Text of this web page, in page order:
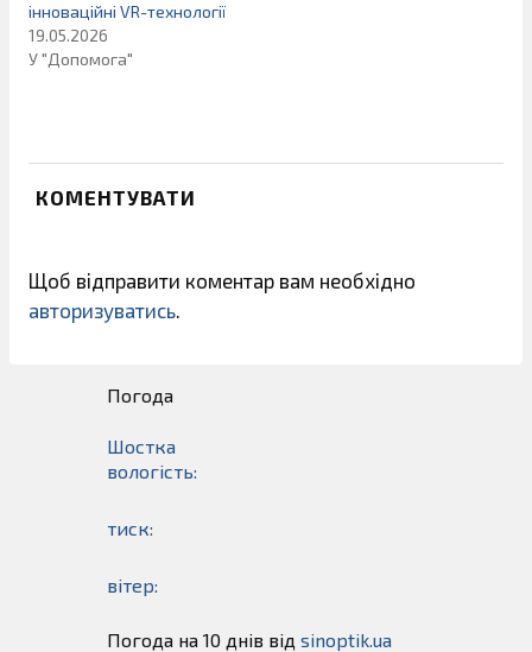
інноваційні VR-технології
19.05.2026
У "Допомога"
КОМЕНТУВАТИ
Щоб відправити коментар вам необхідно
авторизуватись.
Погода
Шостка
вологість:
тиск:
вітер:
Погода на 10 днів від sinoptik.ua